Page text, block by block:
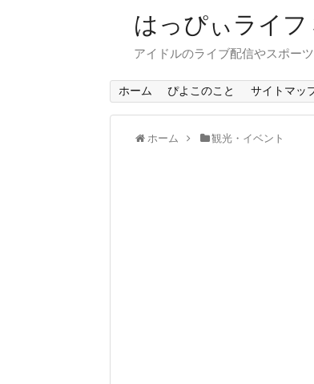
はっぴぃライ
アイドルのライブ配信やスポー
ホーム ぴよこのこと サイトマッ
ホーム 観光・イベント